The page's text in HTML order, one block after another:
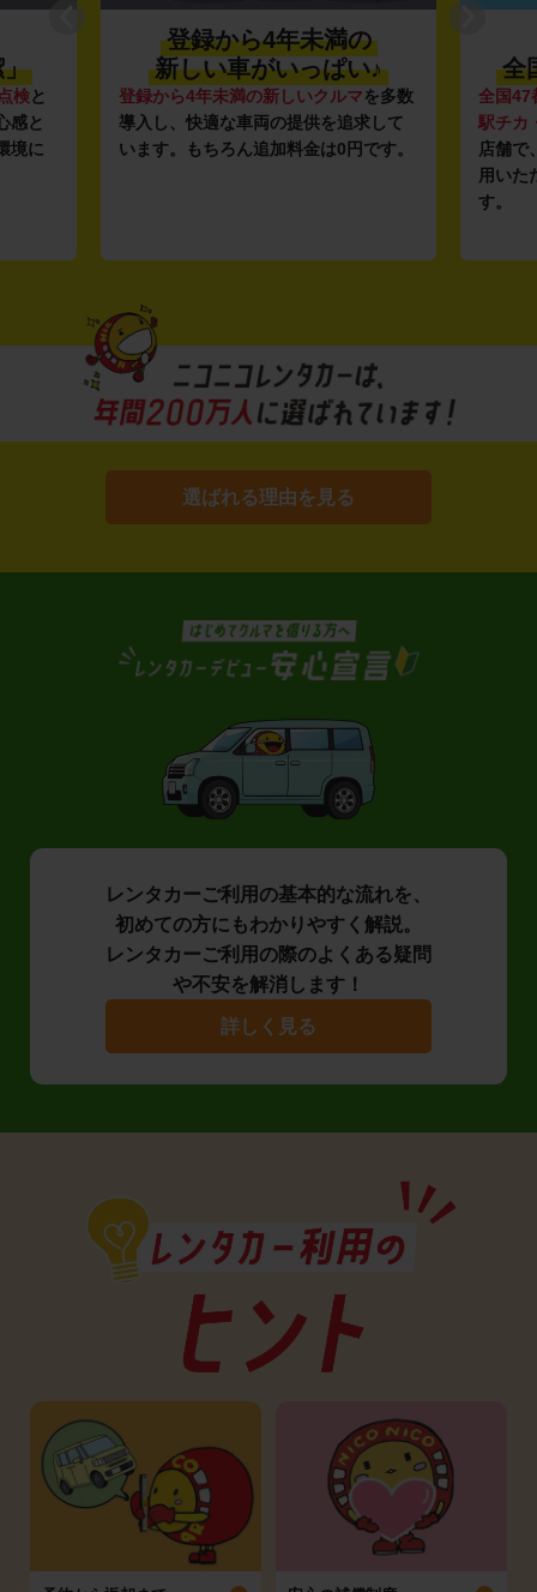
」
検と
感と
境に
登録から4年未満の
新しい車がいっぱい♪
登録から4年未満の新しいクルマを多数
導入し、快適な車両の提供を追求して
います。もちろん追加料金は0円です。
全
全国47
駅チカ
店舗で
用いた
す。
選ばれる理由を見る
レンタカーご利用の基本的な流れを、
初めての方にもわかりやすく解説。
レンタカーご利用の際のよくある疑問
や不安を解消します！
詳しく見る